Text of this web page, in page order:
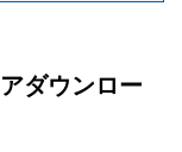
ダウンロー